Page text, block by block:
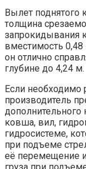
Вылет поднятого
толщина
запрокидывания
вместимость
он отлично
глубине до 4,24 м.
Если
производитель
дополнительного
ковша, вил,
гидросистеме,
при подъеме
её перемещение
груза при